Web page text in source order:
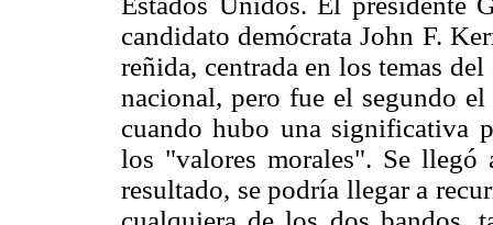
candidato demócrata John F.
reñida, centrada en los temas
nacional, pero fue el segundo
cuando hubo una significativa
los "valores morales". Se
resultado, se podría llegar a